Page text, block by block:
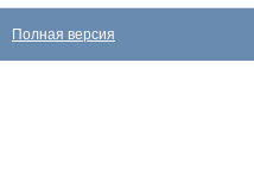
Полная версия